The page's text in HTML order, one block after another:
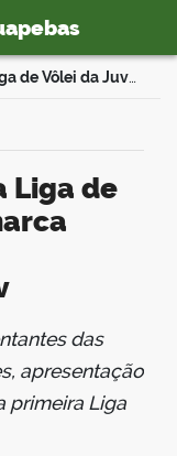
Congresso Técnico da Liga de Vôlei da Juventude marca início da competição promovida pela Sejuv
das
apresentação
primeira Liga